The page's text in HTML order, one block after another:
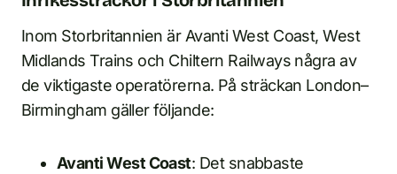
Inom Storbritannien är Avanti West Coast, West
Midlands Trains och Chiltern Railways några av
de viktigaste operatörerna. På sträckan London–
Birmingham gäller följande:
Avanti West Coast: Det snabbaste